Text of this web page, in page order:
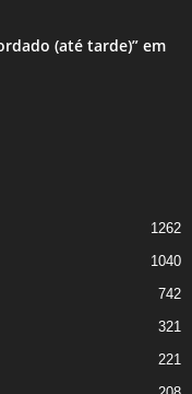
(até tarde)” em
1262
1040
742
321
221